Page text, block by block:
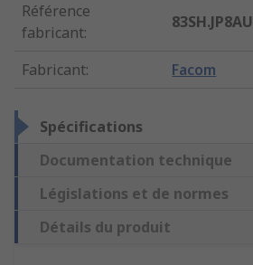
Référence
fabricant:
83SH.JP8AU
Fabricant: Facom
Spécifications
Documentation technique
Législations et de normes
Détails du produit